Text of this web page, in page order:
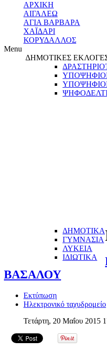
ΑΡΧΙΚΗ
ΑΙΓΑΛΕΩ
ΑΓΙΑ ΒΑΡΒΑΡΑ
ΧΑΪΔΑΡΙ
ΚΟΡΥΔΑΛΛΟΣ
Menu
ΔΗΜΟΤΙΚΕΣ
ΔΗΜΟΤΙΚΑ
ΓΥΜΝΑΣΙΑ
ΛΥΚΕΙΑ
ΙΔΙΩΤΙΚΑ
ΒΑΣΑΛΟΥ
Εκτύπωση
Ηλεκτρονικό ταχυδρομείο
Τετάρτη, 20 Μαΐου 2015